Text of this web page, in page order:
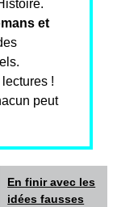
et
!
peut
En finir avec les
idées fausses